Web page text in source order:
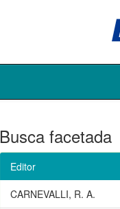
Busca facetada
Editor
CARNEVALLI, R. A.